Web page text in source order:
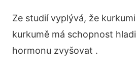
Ze studií vyplývá, že
kurkumě má schopnost
hormonu zvyšovat .